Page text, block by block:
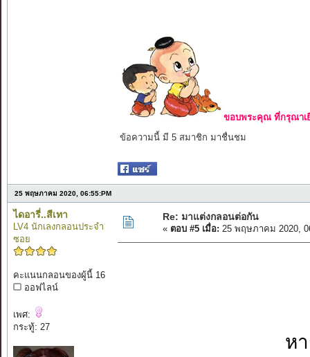
ขอบพระคุณ ที่กรุณาเ
ข้อความนี้ มี 5 สมาชิก มาชื่นชม
25 พฤษภาคม 2020, 06:55:PM
ไดอารี่..สีเทา
LV4 นักเลงกลอนประจำ
ซอย
คะแนนกลอนของผู้นี้ 16
ออฟไลน์
เพศ:
กระทู้: 27
Re: มาแต่งกลอนต่อกัน
« ตอบ #5 เมื่อ: 25 พฤษภาคม 2020,
ห